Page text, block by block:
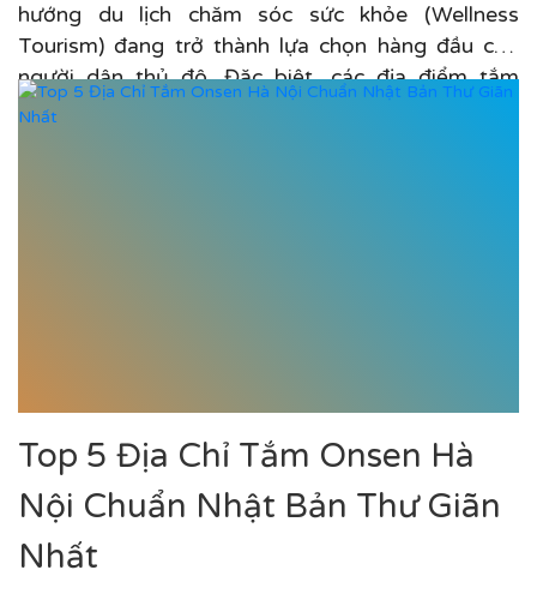
hướng du lịch chăm sóc sức khỏe (Wellness
Tourism) đang trở thành lựa chọn hàng đầu của
người dân thủ đô. Đặc biệt, các địa điểm tắm
khoáng nóng...
Top 5 Địa Chỉ Tắm Onsen Hà
Nội Chuẩn Nhật Bản Thư Giãn
Nhất